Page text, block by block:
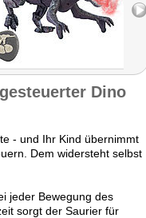
Dino
- und Ihr Kind übernimmt
Dem widersteht selbst
jeder Bewegung des
sorgt der Saurier für